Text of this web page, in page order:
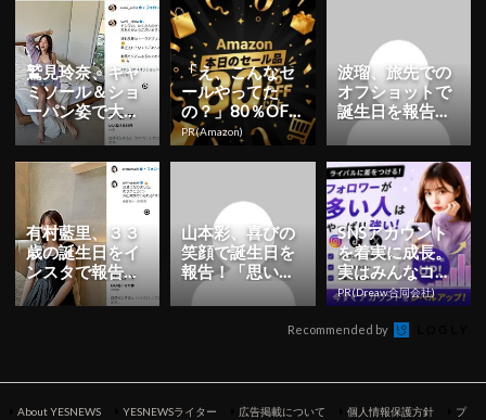
鷲見玲奈、キャ
ミソール＆ショ
ーパン姿で大人
の魅力全開！
「ヤンマガ」オ
フショット公...
「え、こんなセ
ールやってた
の？」80％OFF
以上が続々登
場！Amazonの本
PR(Amazon)
波瑠、旅先での
オフショットで
誕生日を報告！
「温泉に癒され
ながら迎えまし
た」 | ...
有村藍里、３３
歳の誕生日をイ
ンスタで報告！
「沢山笑顔でい
られる1年に」
山本彩、喜びの
笑顔で誕生日を
報告！「思いっ
きり楽しんでや
ります」 | YESN
SNSアカウント
を着実に成長。
実はみんなココ
使ってます。
PR(Dreaw合同会社)
Recommended by
About YESNEWS YESNEWSライター 広告掲載について 個人情報保護方針 プ